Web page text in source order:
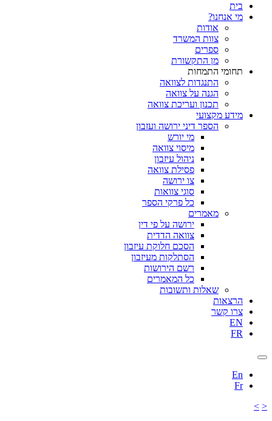
בית
מי אנחנו?
אודות
צוות המשרד
ספרים
מן התקשורת
תחומי התמחות
התנגדות לצוואה
הגנה על צוואה
תכנון ועריכת צוואה
מידע מקצועי
הספר דיני ירושה ועזבון
מי יורש
מיסוי צוואה
ניהול עיזבון
פסילת צוואה
צו ירושה
סוגי צוואות
כל פרקי הספר
מאמרים
ירושה על פי דין
צוואה הדדית
הסכם חלוקת עיזבון
הסתלקות מעיזבון
רשם הירושות
כל המאמרים
שאלות ותשובות
הרצאות
צרו קשר
EN
FR
En
Fr
<
>